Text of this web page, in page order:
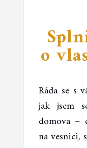
o
Ráda se s
jak jsem
domova –
na vesnici,